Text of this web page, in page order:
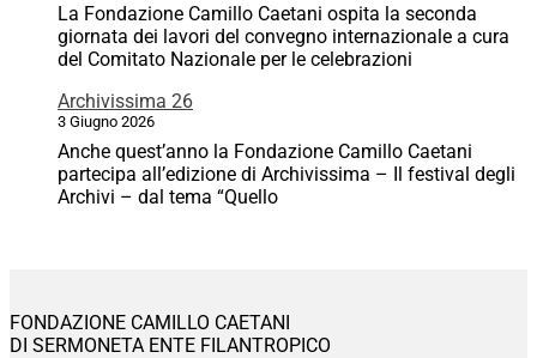
La Fondazione Camillo Caetani ospita la seconda
giornata dei lavori del convegno internazionale a cura
del Comitato Nazionale per le celebrazioni
Archivissima 26
3 Giugno 2026
Anche quest’anno la Fondazione Camillo Caetani
partecipa all’edizione di Archivissima – Il festival degli
Archivi – dal tema “Quello
FONDAZIONE CAMILLO CAETANI
DI SERMONETA ENTE FILANTROPICO